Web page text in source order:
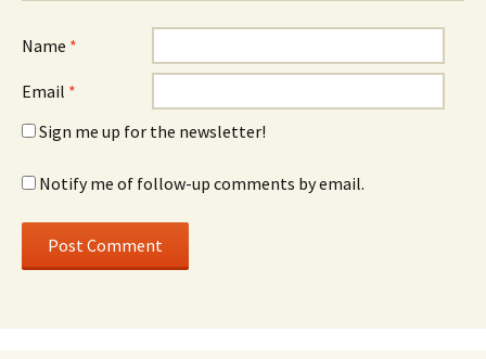
Name *
Email *
Sign me up for the newsletter!
Notify me of follow-up comments by email.